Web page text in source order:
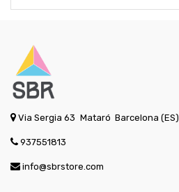
Via Sergia 63 Mataró Barcelona (ES)
937551813
info@sbrstore.com